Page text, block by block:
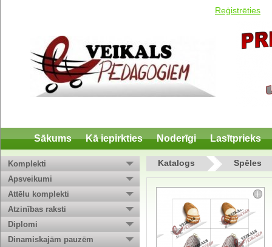
Reģistrēties
Sākums Kā iepirkties Noderīgi Lasītprieks
Komplekti
Apsveikumi
Attēlu komplekti
Atzinības raksti
Diplomi
Dinamiskajām pauzēm
Katalogs Spēles